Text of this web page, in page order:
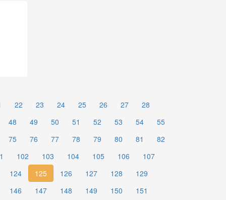
22 23 24 25 26 27
28
48 49 50 51 52 53 54
55
75 76 77 78 79 80 81
82
102 103 104 105 106
107
124 125 126 127 128
129
146 147 148 149 150
151